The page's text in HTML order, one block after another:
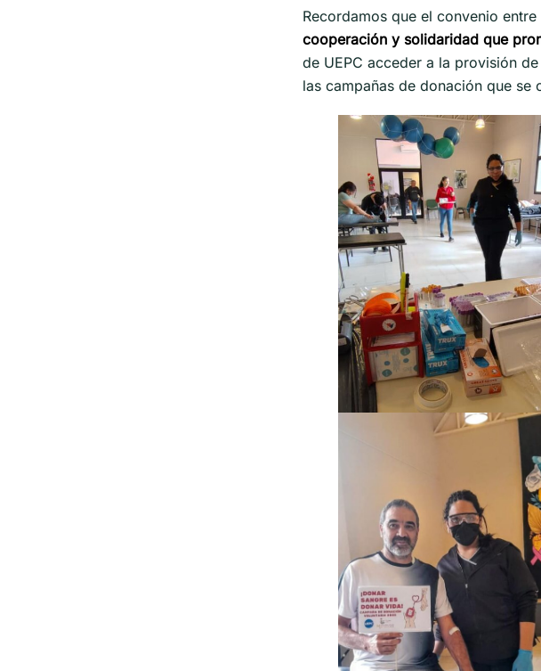
Recordamos que el convenio
cooperación y solidaridad que
de UEPC acceder a la provisión
las campañas de donación que se